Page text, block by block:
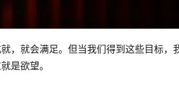
，就会满足。但当我们得到这些目标，
是欲望。